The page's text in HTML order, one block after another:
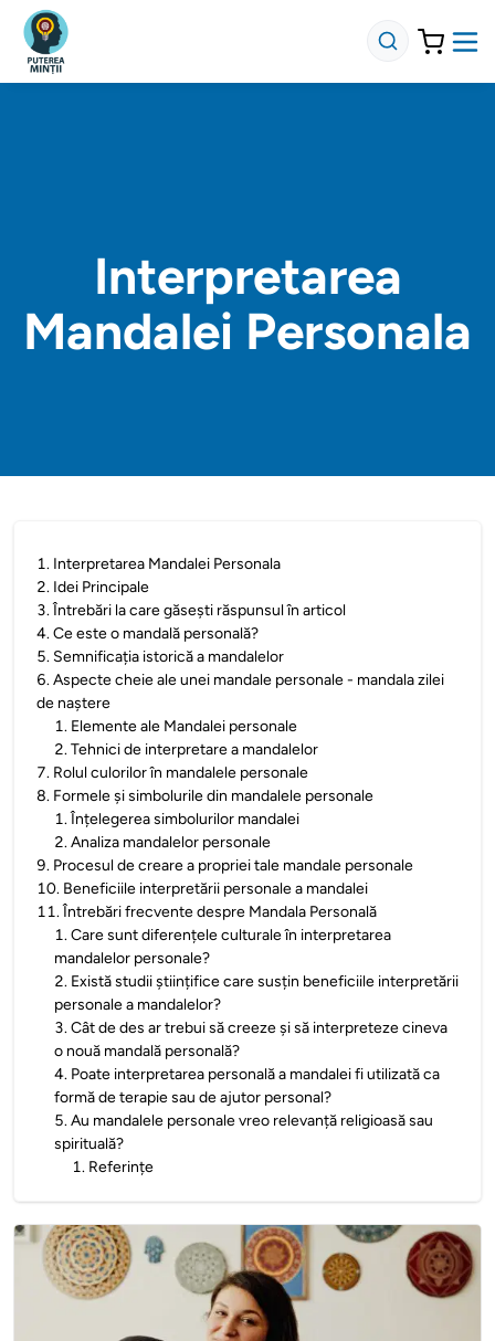
Interpretarea
Mandalei Personala
1. Interpretarea Mandalei Personala
2. Idei Principale
3.Întrebări la care găsești răspunsul în articol
4.Ce este o mandală personală?
5. Semnificația istorică a mandalelor
6.Aspecte cheie ale unei mandale personale - mandala zilei
de naștere
1. Elemente ale Mandalei personale
2.Tehnici de interpretare a mandalelor
7. Rolul culorilor în mandalele personale
8. Formele și simbolurile din mandalele personale
1.Înțelegerea simbolurilor mandalei
2.Analiza mandalelor personale
9. Procesul de creare a propriei tale mandale personale
10. Beneficiile interpretării personale a mandalei
11.Întrebări frecvente despre Mandala Personală
1.Care sunt diferențele culturale în interpretarea
mandalelor personale?
2. Există studii științifice care susțin beneficiile interpretării
personale a mandalelor?
3.Cât de des ar trebui să creeze și să interpreteze cineva
o nouă mandală personală?
4. Poate interpretarea personală a mandalei fi utilizată ca
formă de terapie sau de ajutor personal?
5.Au mandalele personale vreo relevanță religioasă sau
spirituală?
1. Referințe